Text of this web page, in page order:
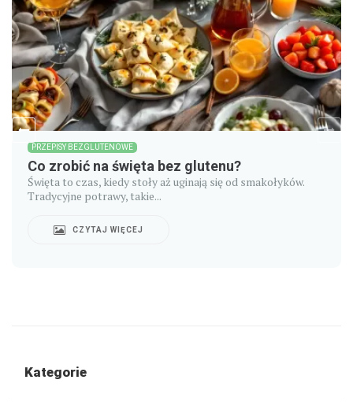
PRZEPISY BEZGLUTENOWE
Co zrobić na święta bez glutenu?
Święta to czas, kiedy stoły aż uginają się od smakołyków.
Tradycyjne potrawy, takie...
CZYTAJ WIĘCEJ
Kategorie